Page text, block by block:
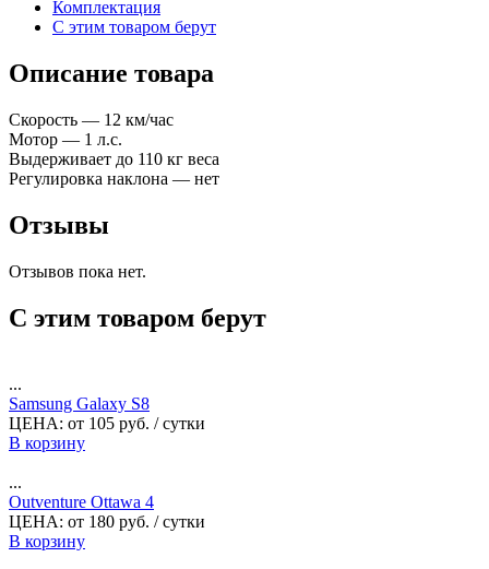
Комплектация
С этим товаром берут
Описание товара
Скорость — 12 км/час
Мотор — 1 л.с.
Выдерживает до 110 кг веса
Регулировка наклона — нет
Отзывы
Отзывов пока нет.
С этим товаром берут
...
Samsung Galaxy S8
ЦЕНА: от 105 руб. / сутки
В корзину
...
Outventure Ottawa 4
ЦЕНА: от 180 руб. / сутки
В корзину